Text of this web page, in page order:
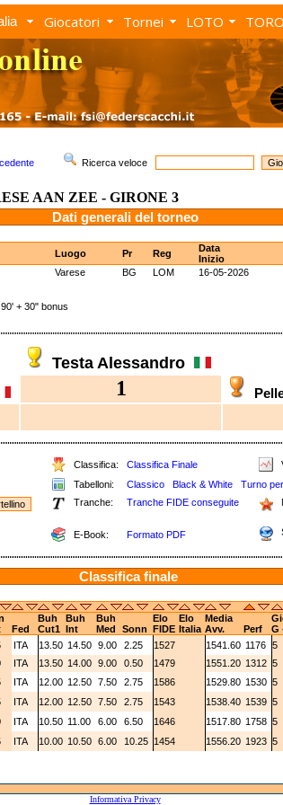
Giocatori Tornei LOTO TORO
Ricerca veloce
AAN ZEE - GIRONE 3
Dati generali del torneo
Luogo Pr Reg
Data
Inizio
Varese BG LOM 16-05-2026
+ 30" bonus
Testa Alessandro
1
Classifica: Classifica Finale
Tabelloni: Classico Black & White Turno
Tranche: Tranche FIDE conseguite
E-Book: Formato PDF
Classifica finale
Buh Buh Buh Elo Elo Media
Fed Cut1 Int Med Sonn FIDE Italia Avv. Perf G
ITA 13.50 14.50 9.00 2.25 1527 1541.60 1176 5
ITA 13.50 14.00 9.00 0.50 1479 1551.20 1312 5
ITA 12.00 12.50 7.50 2.75 1586 1529.80 1530 5
ITA 12.00 12.50 7.50 2.75 1543 1538.40 1539 5
ITA 10.50 11.00 6.00 6.50 1646 1517.80 1758 5
ITA 10.00 10.50 6.00 10.25 1454 1556.20 1923 5
Informativa Privacy